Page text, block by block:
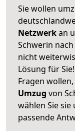
Sie wollen
Netzwerkan
Schwerin
nicht
Lösung für
Fragen wollen,
Umzug von
wählen Sie
passende